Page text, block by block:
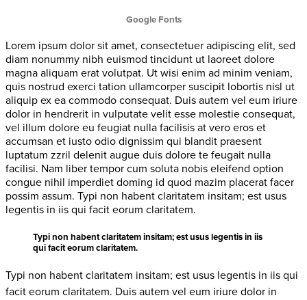
Google Fonts
Lorem ipsum dolor sit amet, consectetuer adipiscing elit, sed
diam nonummy nibh euismod tincidunt ut laoreet dolore
magna aliquam erat volutpat. Ut wisi enim ad minim veniam,
quis nostrud exerci tation ullamcorper suscipit lobortis nisl ut
aliquip ex ea commodo consequat. Duis autem vel eum iriure
dolor in hendrerit in vulputate velit esse molestie consequat,
vel illum dolore eu feugiat nulla facilisis at vero eros et
accumsan et iusto odio dignissim qui blandit praesent
luptatum zzril delenit augue duis dolore te feugait nulla
facilisi. Nam liber tempor cum soluta nobis eleifend option
congue nihil imperdiet doming id quod mazim placerat facer
possim assum. Typi non habent claritatem insitam; est usus
legentis in iis qui facit eorum claritatem.
Typi non habent claritatem insitam; est usus legentis in iis
qui facit eorum claritatem.
Typi non habent claritatem insitam; est usus legentis in iis qui
facit eorum claritatem. Duis autem vel eum iriure dolor in